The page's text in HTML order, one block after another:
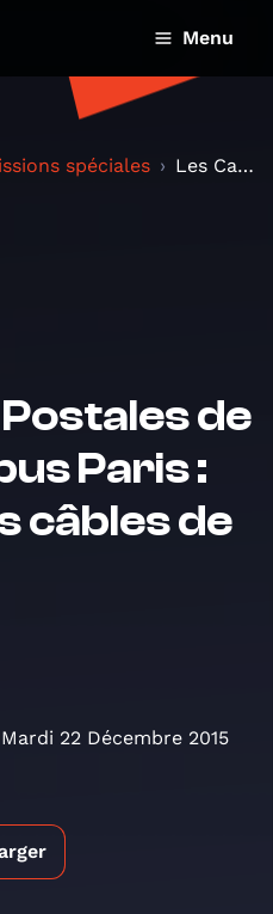
Menu
spéciales Les Cartes Postales de Radio Campus Paris : Totor...
de
Paris :
câbles de
Mardi 22 Décembre 2015